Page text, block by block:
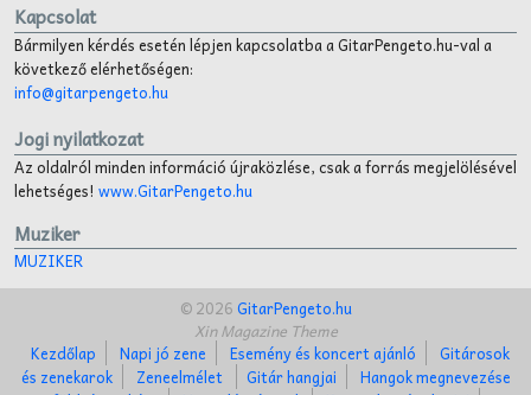
Kapcsolat
Bármilyen kérdés esetén lépjen kapcsolatba a GitarPengeto.hu-val a
következő elérhetőségen:
info@gitarpengeto.hu
Jogi nyilatkozat
Az oldalról minden információ újraközlése, csak a forrás megjelölésével
lehetséges! www.GitarPengeto.hu
Muziker
MUZIKER
© 2026GitarPengeto.hu
Xin Magazine Theme
Kezdőlap
Napi jó zene Esemény és koncert ajánló
Gitárosok
és zenekarok
Zeneelmélet Gitár hangjai
Hangok megnevezése